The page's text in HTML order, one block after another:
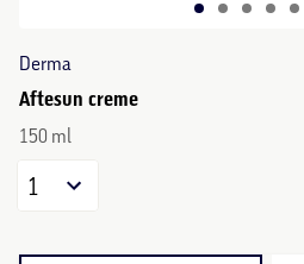
Derma
Aftesun creme
150 ml
1